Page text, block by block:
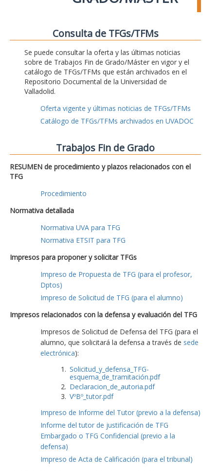
Consulta de TFGs/TFMs
Se puede consultar la oferta y las últimas noticias
sobre de Trabajos Fin de Grado/Máster en vigor y el
catálogo de TFGs/TFMs que están archivados en el
Repositorio Documental de la Universidad de
Valladolid.
Oferta vigente y últimas noticias de TFGs/TFMs
Catálogo de TFGs/TFMs archivados en UVADOC
Trabajos Fin de Grado
RESUMEN de procedimiento y plazos relacionados con el
TFG
Procedimiento
Normativa detallada
Normativa UVA para TFG
Normativa ETSIT para TFG
Impresos para proponer y solicitar TFGs
Impreso de Propuesta de TFG (para el profesor,
Dptos)
Impreso de Solicitud de TFG (para el alumno)
Impresos relacionados con la defensa y evaluación del TFG
Impresos de Solicitud de Defensa del TFG (para el
alumno, que solicitará la defensa a través de sede
electrónica):
Solicitud_y_defensa_TFG-
esquema_de_tramitación.pdf
Declaracion_de_autoria.pdf
VºBº_tutor.pdf
Impreso de Informe del Tutor (previo a la defensa)
Informe del tutor de justificación de TFG
Embargado o TFG Confidencial (previo a la
defensa)
Impreso de Acta de Calificación (para el tribunal)